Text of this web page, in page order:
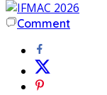
Comment